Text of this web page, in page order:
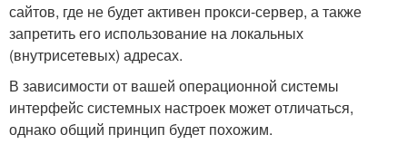
сайтов, где не будет активен прокси-сервер, а также
запретить его использование на локальных
(внутрисетевых) адресах.
В зависимости от вашей операционной системы
интерфейс системных настроек может отличаться,
однако общий принцип будет похожим.